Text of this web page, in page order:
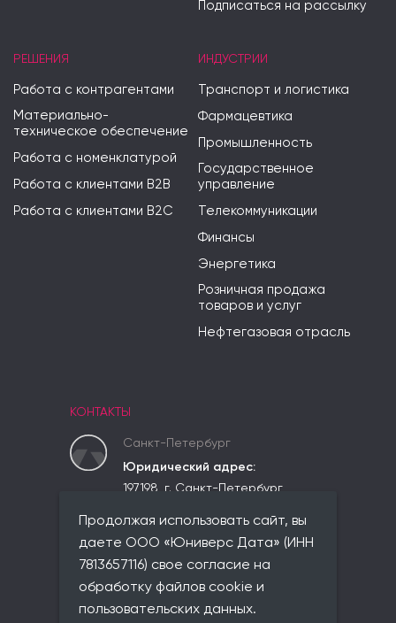
Подписаться на рассылку
РЕШЕНИЯ
Работа с контрагентами
Материально-
техническое обеспечение
Работа с номенклатурой
Работа с клиентами B2B
Работа с клиентами B2C
ИНДУСТРИИ
Транспорт и логистика
Фармацевтика
Промышленность
Государственное
управление
Телекоммуникации
Финансы
Энергетика
Розничная продажа
товаров и услуг
Нефтегазовая отрасль
КОНТАКТЫ
Санкт-Петербург
Юридический адрес:
197198, г. Санкт-Петербург,
Чкаловское,
ул. Красного Курсанта, д. 25,
лит. В, пом. 2-Н, ком 523
Фактический адрес:
совпадает с юридическим
Продолжая использовать сайт, вы
даете ООО «Юниверс Дата» (ИНН
7813657116) свое согласие на
обработку файлов cookie и
пользовательских данных.